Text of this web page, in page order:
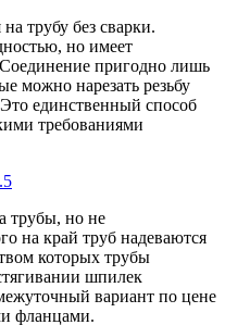
трубу без сварки.
но имеет
пригодно лишь
можно нарезать резьбу
единственный способ
требованиями
трубы, но не
на край труб надеваются
которых трубы
шпилек
вариант по цене
фланцами.